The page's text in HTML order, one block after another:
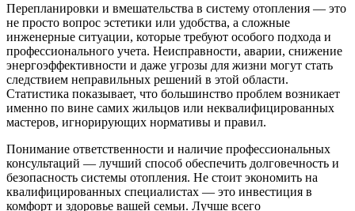
Перепланировки и вмешательства в систему отопления — это
не просто вопрос эстетики или удобства, а сложные
инженерные ситуации, которые требуют особого подхода и
профессионального учета. Неисправности, аварии, снижение
энергоэффективности и даже угрозы для жизни могут стать
следствием неправильных решений в этой области.
Статистика показывает, что большинство проблем возникает
именно по вине самих жильцов или неквалифицированных
мастеров, игнорирующих нормативы и правил.
Понимание ответственности и наличие профессиональных
консультаций — лучший способ обеспечить долговечность и
безопасность системы отопления. Не стоит экономить на
квалифицированных специалистах — это инвестиция в
комфорт и здоровье вашей семьи. Лучше всего